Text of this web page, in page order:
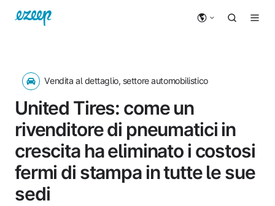
Vendita al dettaglio, settore automobilistico
United Tires: come un
rivenditore di pneumatici in
crescita ha eliminato i costosi
fermi di stampa in tutte le sue
sedi